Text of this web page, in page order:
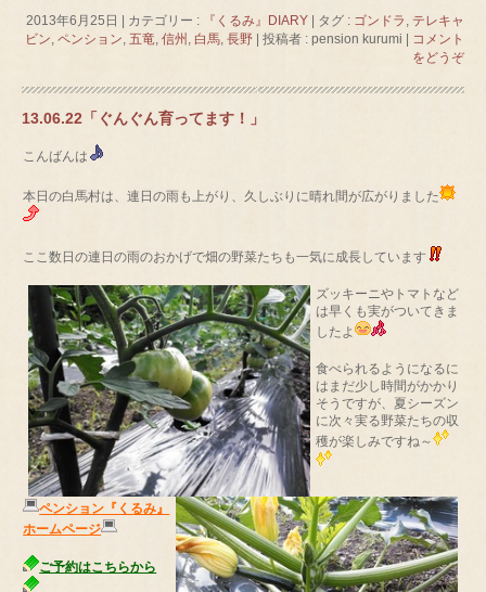
2013年6月25日 | カテゴリー : 『くるみ』DIARY | タグ : ゴンドラ
テレキャ
ビン ペンション 五竜 信州 白馬 長野 | 投稿者 : pension kurumi | コメント
をどうぞ
13.06.22「ぐんぐん育ってます！」
こんばんは
本日の白馬村は、連日の雨も上がり、久しぶりに晴れ間が広がりました
ここ数日の連日の雨のおかげで畑の野菜たちも一気に成長しています
ズッキーニやトマトなど
は早くも実がついてきま
したよ
食べられるようになるに
はまだ少し時間がかかり
そうですが、夏シーズン
に次々実る野菜たちの収
穫が楽しみですね～
ペンション『くるみ』
ホームページ
ご予約はこちらから